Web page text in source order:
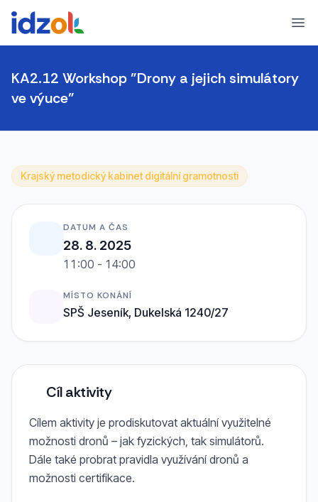
KA2.12 Workshop "Drony a jejich simulátory
ve výuce"
Krajský metodický kabinet digitální gramotnosti
DATUM A ČAS
28. 8. 2025
11:00 - 14:00
MÍSTO KONÁNÍ
SPŠ Jeseník, Dukelská 1240/27
Cíl aktivity
Cílem aktivity je prodiskutovat aktuální využitelné
možnosti dronů – jak fyzických, tak simulátorů.
Dále také probrat pravidla využívání dronů a
možnosti certifikace.